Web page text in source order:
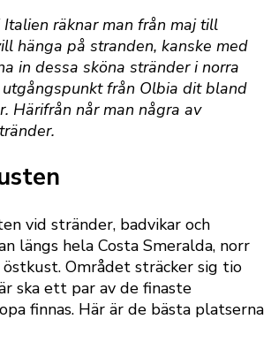
Italien räknar man från maj till
hänga på stranden, kanske med
in dessa sköna stränder i norra
utgångspunkt från Olbia dit bland
Härifrån når man några av
vid stränder, badvikar och
längs hela Costa Smeralda, norr
östkust. Området sträcker sig tio
ska ett par av de finaste
finnas. Här är de bästa platserna